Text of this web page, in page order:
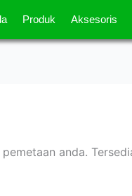
Produk Aksesoris
anda.